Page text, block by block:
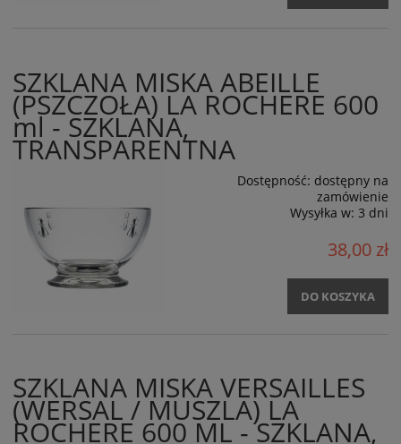
SZKLANA MISKA ABEILLE
(PSZCZOŁA) LA ROCHERE 600
ml - SZKLANA,
TRANSPARENTNA
Dostępność: dostępny na
zamówienie
Wysyłka w: 3 dni
38,00 zł
DO KOSZYKA
SZKLANA MISKA VERSAILLES
(WERSAL / MUSZLA) LA
ROCHERE 600 ML - SZKLANA,